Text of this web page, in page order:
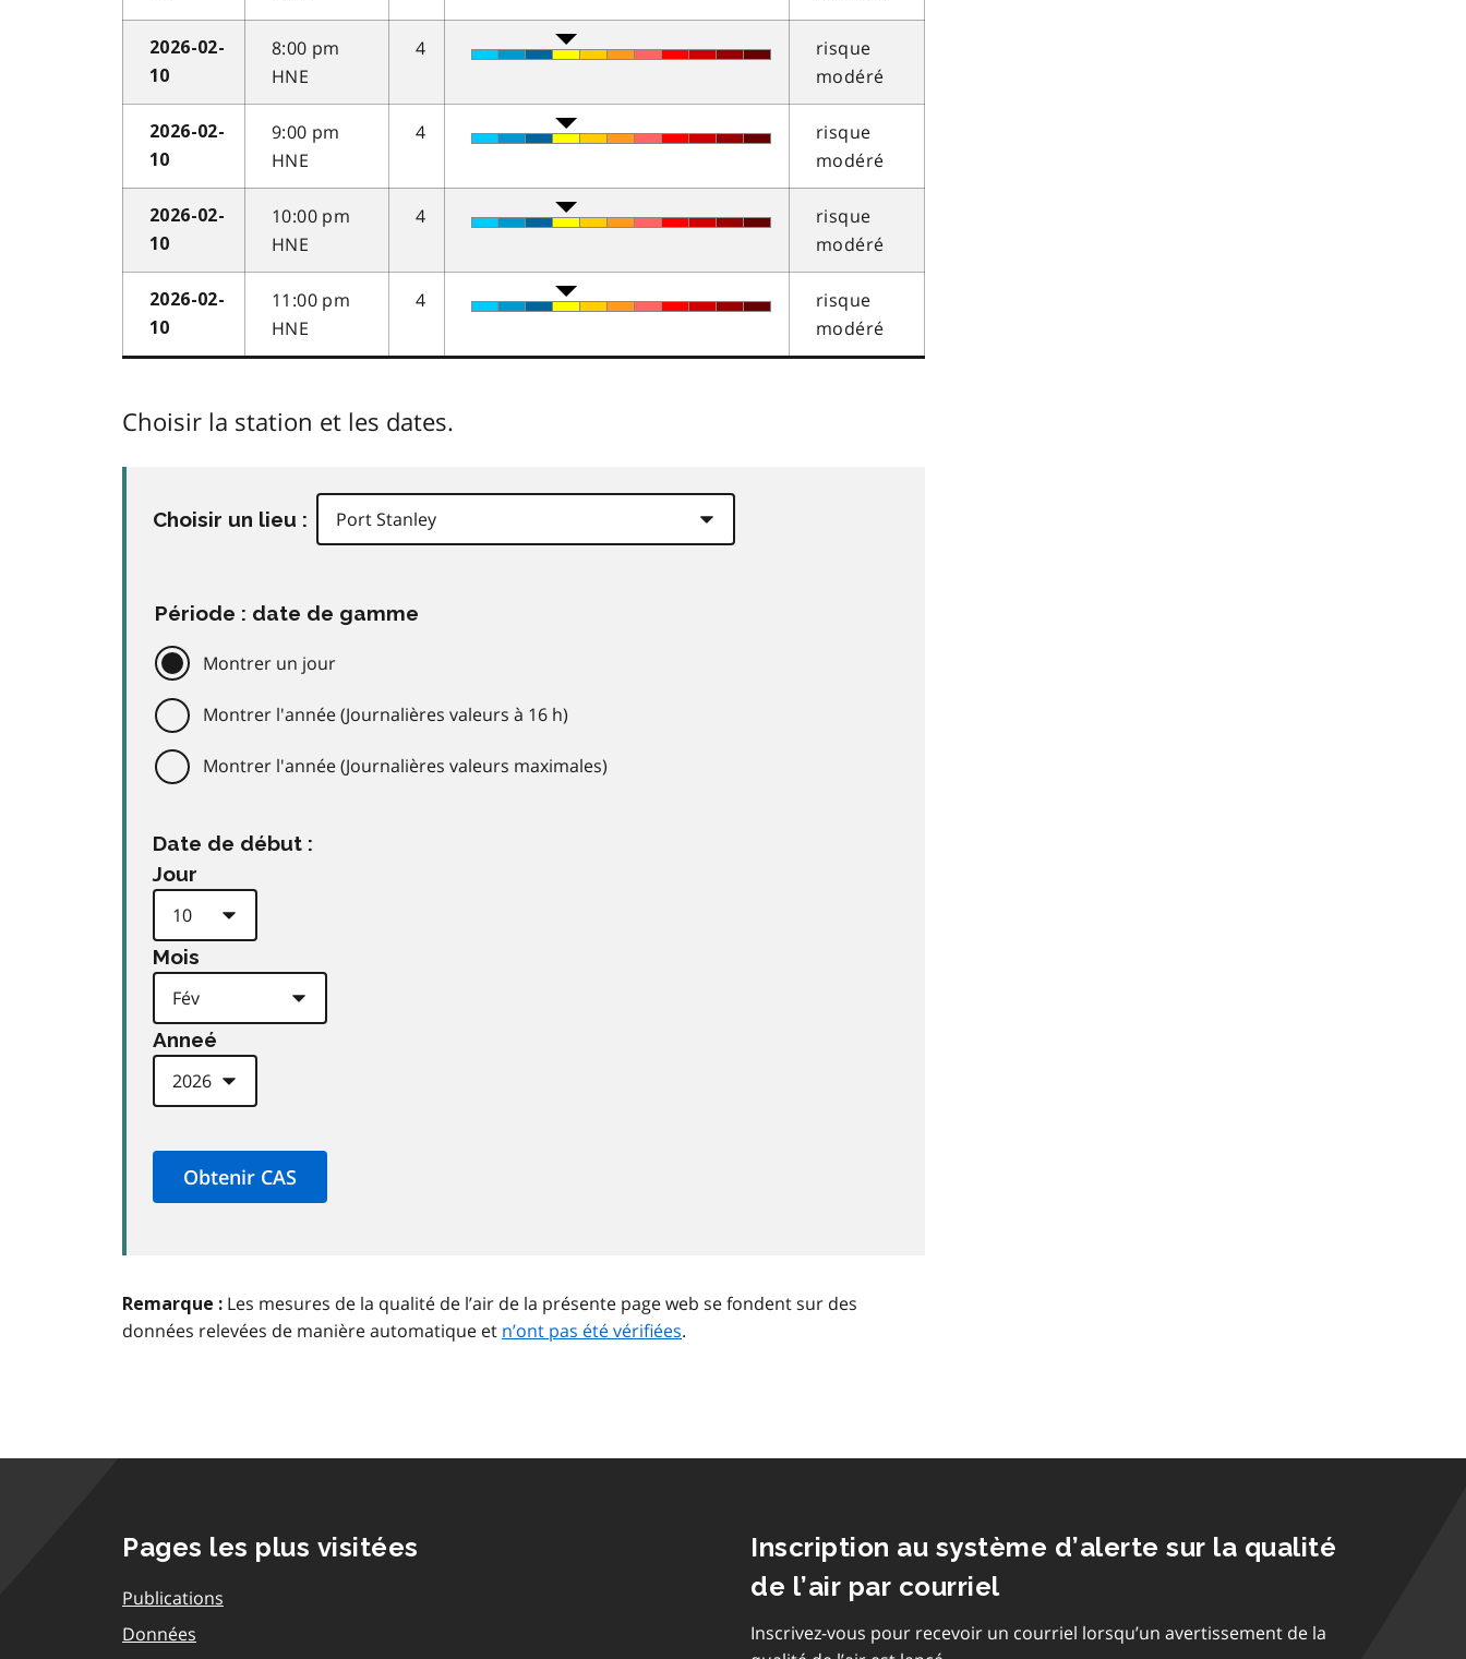
2026-02-
10
8:00 pm
HNE
4
risque
modéré
2026-02-
10
9:00 pm
HNE
4
risque
modéré
2026-02-
10
10:00 pm
HNE
4
risque
modéré
2026-02-
10
11:00 pm
HNE
4
risque
modéré
Choisir la station et les dates.
Choisir un lieu :
Période : date de gamme
Montrer un jour
Montrer l'année (Journalières valeurs à 16 h)
Montrer l'année (Journalières valeurs maximales)
Date de début :
Jour
Mois
Anneé
Remarque : Les mesures de la qualité de l’air de la présente page web se fondent sur des
données relevées de manière automatique et n’ont pas été vérifiées.
Pages les plus visitées
Publications
Données
Inscription au système d’alerte sur la qualité
de l’air par courriel
Inscrivez-vous pour recevoir un courriel lorsqu’un avertissement de la